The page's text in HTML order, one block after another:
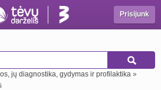
Prisijunk
jų diagnostika, gydymas ir profilaktika »